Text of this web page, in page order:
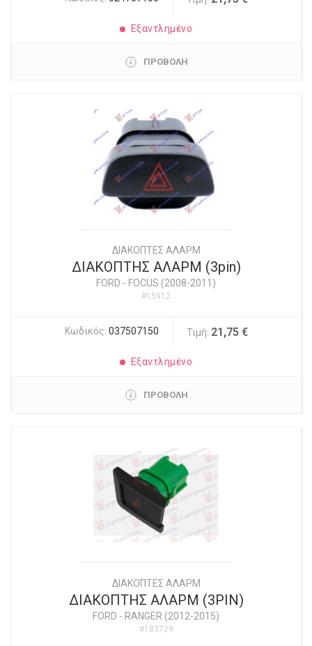
Εξαντλημένο
ΠΡΟΒΟΛΗ
ΔΙΑΚΟΠΤΕΣ ΑΛΑΡΜ
ΔΙΑΚΟΠΤΗΣ ΑΛΑΡΜ (3pin)
FORD - FOCUS (2008-2011)
#15912
Κωδικός: 037507150 Τιμή: 21,75 €
Εξαντλημένο
ΠΡΟΒΟΛΗ
ΔΙΑΚΟΠΤΕΣ ΑΛΑΡΜ
ΔΙΑΚΟΠΤΗΣ ΑΛΑΡΜ (3PIN)
FORD - RANGER (2012-2015)
#183729